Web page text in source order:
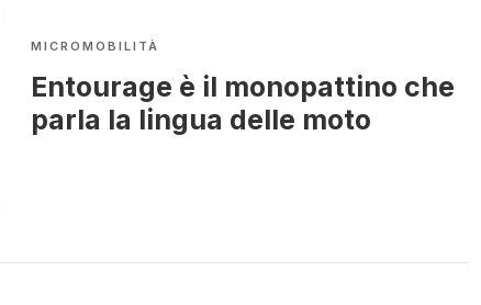
MICROMOBILITÀ
Entourage è il monopattino che
parla la lingua delle moto